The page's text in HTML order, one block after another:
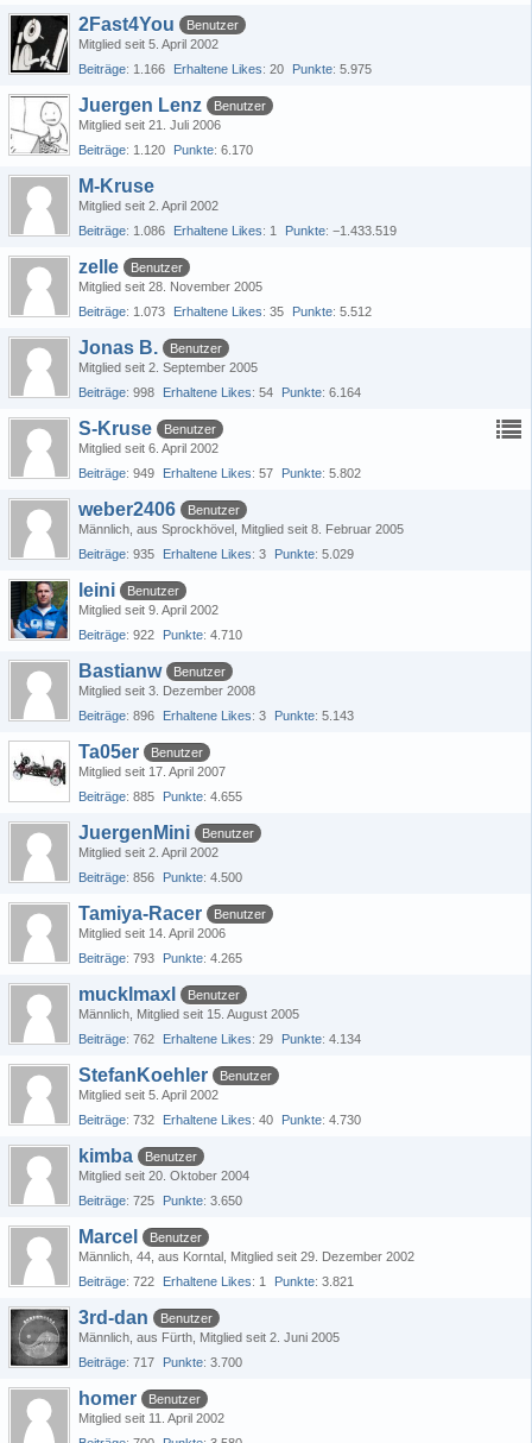
2Fast4You
Benutzer
Mitglied seit 5. April 2002
Beiträge 1.166 Erhaltene Likes 20 Punkte 5.975
Juergen Lenz
Benutzer
Mitglied seit 21. Juli 2006
Beiträge 1.120 Punkte 6.170
M-Kruse
Mitglied seit 2. April 2002
Beiträge 1.086 Erhaltene Likes 1 Punkte −1.433.519
zelle
Benutzer
Mitglied seit 28. November 2005
Beiträge 1.073 Erhaltene Likes 35 Punkte 5.512
Jonas B.
Benutzer
Mitglied seit 2. September 2005
Beiträge 998 Erhaltene Likes 54 Punkte 6.164
S-Kruse
Benutzer
Mitglied seit 6. April 2002
Beiträge 949 Erhaltene Likes 57 Punkte 5.802
weber2406
Benutzer
Männlich aus Sprockhövel Mitglied seit 8. Februar 2005
Beiträge 935 Erhaltene Likes 3 Punkte 5.029
leini
Benutzer
Mitglied seit 9. April 2002
Beiträge 922 Punkte 4.710
Bastianw
Benutzer
Mitglied seit 3. Dezember 2008
Beiträge 896 Erhaltene Likes 3 Punkte 5.143
Ta05er
Benutzer
Mitglied seit 17. April 2007
Beiträge 885 Punkte 4.655
JuergenMini
Benutzer
Mitglied seit 2. April 2002
Beiträge 856 Punkte 4.500
Tamiya-Racer
Benutzer
Mitglied seit 14. April 2006
Beiträge 793 Punkte 4.265
mucklmaxl
Benutzer
Männlich Mitglied seit 15. August 2005
Beiträge 762 Erhaltene Likes 29 Punkte 4.134
StefanKoehler
Benutzer
Mitglied seit 5. April 2002
Beiträge 732 Erhaltene Likes 40 Punkte 4.730
kimba
Benutzer
Mitglied seit 20. Oktober 2004
Beiträge 725 Punkte 3.650
Marcel
Benutzer
Männlich 44 aus Korntal Mitglied seit 29. Dezember 2002
Beiträge 722 Erhaltene Likes 1 Punkte 3.821
3rd-dan
Benutzer
Männlich aus Fürth Mitglied seit 2. Juni 2005
Beiträge 717 Punkte 3.700
homer
Benutzer
Mitglied seit 11. April 2002